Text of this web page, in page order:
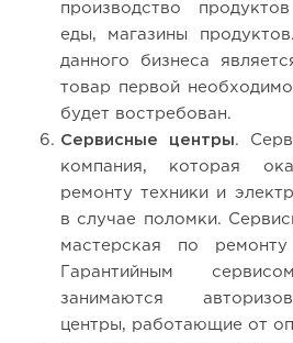
производство
еды, магазины
данного бизнеса
товар первой
будет востребован.
Сервисные центры.
компания, которая
ремонту техники и
в случае поломки.
мастерская по
Гарантийным
занимаются
центры, работающие от